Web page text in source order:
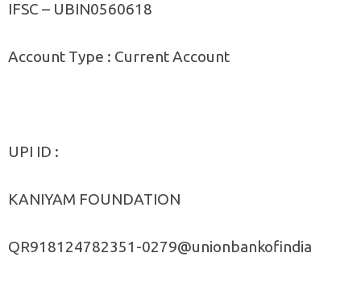
IFSC – UBIN0560618
Account Type : Current Account
UPI ID :
KANIYAM FOUNDATION
QR918124782351-0279@unionbankofindia